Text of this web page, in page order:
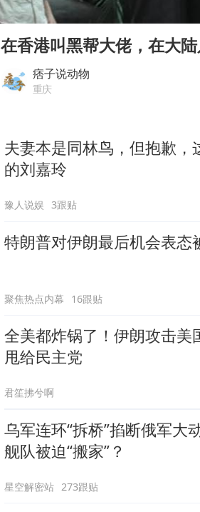
泸溪河：桃酥
“中国蔬菜之乡
97岁英国奶奶
Play
00:00
在香港叫黑帮大佬，在大
痞子说动物
重庆
夫妻本是同林鸟，但抱歉，
的刘嘉玲
豫人说娱 3跟贴
特朗普对伊朗最后机会表态
聚焦热点内幕 16跟贴
全美都炸锅了！伊朗攻击美
甩给民主党
君笙拂兮啊
乌军连环“拆桥”掐断俄军大
舰队被迫“搬家”？
星空解密站 273跟贴